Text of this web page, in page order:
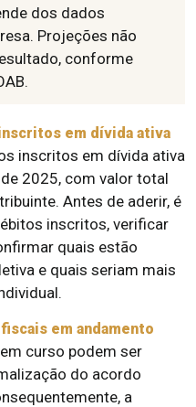
dos dados
Projeções não
conforme
em dívida ativa
inscritos em dívida ativa
2025, com valor total
Antes de aderir, é
inscritos, verificar
quais estão
e quais seriam mais
em andamento
curso podem ser
do acordo
a